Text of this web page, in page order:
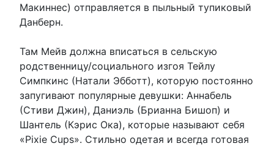
Макиннес) отправляется в пыльный тупиковый
Данберн.
Там Мейв должна вписаться в сельскую
родственницу/социального изгоя Тейлу
Симпкинс (Натали Эбботт), которую постоянно
запугивают популярные девушки: Аннабель
(Стиви Джин), Даниэль (Брианна Бишоп) и
Шантель (Кэрис Ока), которые называют себя
«Pixie Cups». Стильно одетая и всегда готовая